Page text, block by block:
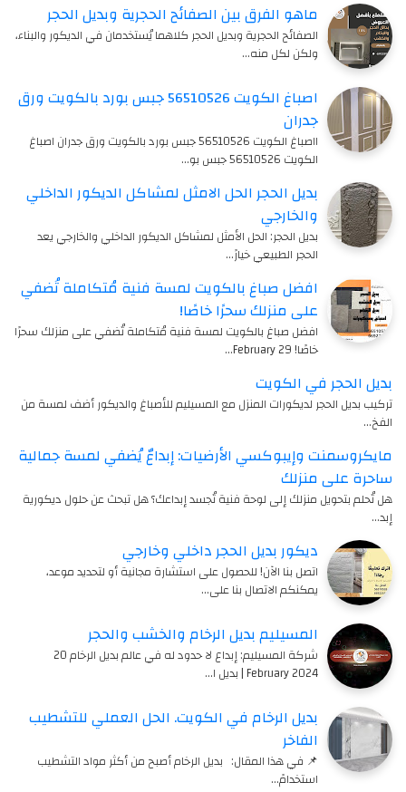
ماهو الفرق بين الصفائح الحجرية وبديل الحجر
الصفائح الحجرية وبديل الحجر كلاهما يُستخدمان في الديكور والبناء،
ولكن لكل منه…
اصباغ الكويت 56510526 جبس بورد بالكويت ورق
جدران
ااصباغ الكويت 56510526 جبس بورد بالكويت ورق جدران اصباغ
الكويت 56510526 جبس بو…
بديل الحجر الحل الامثل لمشاكل الديكور الداخلي
والخارجي
بديل الحجر: الحل الأمثل لمشاكل الديكور الداخلي والخارجي يعد
الحجر الطبيعي خيارً…
افضل صباغ بالكويت لمسة فنية مُتكاملة تُضفي
على منزلك سحرًا خاصًا!
افضل صباغ بالكويت لمسة فنية مُتكاملة تُضفي على منزلك سحرًا
خاصًا! 29 February…
بديل الحجر في الكويت
تركيب بديل الحجر لديكورات المنزل مع المسيليم للأصباغ والديكور أضف لمسة من
الفخ…
مايكروسمنت وإيبوكسي الأرضيات: إبداعٌ يُضفي لمسة جمالية
ساحرة على منزلك
هل تُحلم بتحويل منزلك إلى لوحة فنية تُجسد إبداعك؟ هل تبحث عن حلول ديكورية
إبد…
ديكور بديل الحجر داخلي وخارجي
اتصل بنا الآن! للحصول على استشارة مجانية أو لتحديد موعد،
يمكنكم الاتصال بنا على…
المسيليم بديل الرخام والخشب والحجر
شركة المسيليم: إبداع لا حدود له في عالم بديل الرخام 20
February 2024 | بديل ا…
بديل الرخام في الكويت. الحل العملي للتشطيب
الفاخر
📌 في هذا المقال: بديل الرخام أصبح من أكثر مواد التشطيب
استخدامً…